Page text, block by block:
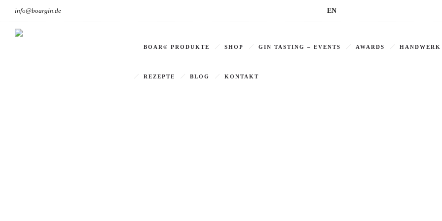
info@boargin.de EN
BOAR® PRODUKTE SHOP GIN TASTING – EVENTS AWARDS HANDWERK
REZEPTE BLOG KONTAKT